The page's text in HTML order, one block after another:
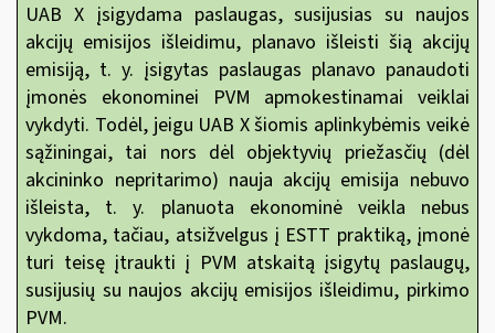
UAB X įsigydama paslaugas, susijusias su naujos
akcijų emisijos išleidimu, planavo išleisti šią akcijų
emisiją, t. y. įsigytas paslaugas planavo panaudoti
įmonės ekonominei PVM apmokestinamai veiklai
vykdyti. Todėl, jeigu UAB X šiomis aplinkybėmis veikė
sąžiningai, tai nors dėl objektyvių priežasčių (dėl
akcininko nepritarimo) nauja akcijų emisija nebuvo
išleista, t. y. planuota ekonominė veikla nebus
vykdoma, tačiau, atsižvelgus į ESTT praktiką, įmonė
turi teisę įtraukti į PVM atskaitą įsigytų paslaugų,
susijusių su naujos akcijų emisijos išleidimu, pirkimo
PVM.